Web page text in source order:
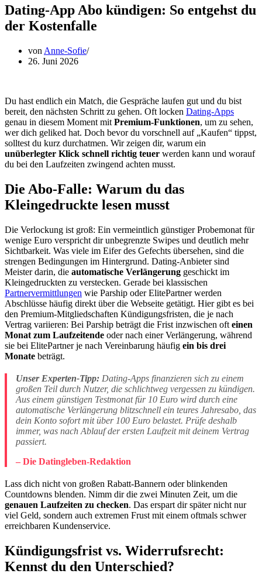
Dating-App Abo kündigen: So entgehst du
der Kostenfalle
von Anne-Sofie
26. Juni 2026
Du hast endlich ein Match, die Gespräche laufen gut und du bist
bereit, den nächsten Schritt zu gehen. Oft locken Dating-Apps
genau in diesem Moment mit Premium-Funktionen, um zu sehen,
wer dich geliked hat. Doch bevor du vorschnell auf „Kaufen“ tippst,
solltest du kurz durchatmen. Wir zeigen dir, warum ein
unüberlegter Klick schnell richtig teuer werden kann und worauf
du bei den Laufzeiten zwingend achten musst.
Die Abo-Falle: Warum du das
Kleingedruckte lesen musst
Die Verlockung ist groß: Ein vermeintlich günstiger Probemonat für
wenige Euro verspricht dir unbegrenzte Swipes und deutlich mehr
Sichtbarkeit. Was viele im Eifer des Gefechts übersehen, sind die
strengen Bedingungen im Hintergrund. Dating-Anbieter sind
Meister darin, die automatische Verlängerung geschickt im
Kleingedruckten zu verstecken. Gerade bei klassischen
Partnervermittlungen wie Parship oder ElitePartner werden
Abschlüsse häufig direkt über die Webseite getätigt. Hier gibt es bei
den Premium-Mitgliedschaften Kündigungsfristen, die je nach
Vertrag variieren: Bei Parship beträgt die Frist inzwischen oft einen
Monat zum Laufzeitende oder nach einer Verlängerung, während
sie bei ElitePartner je nach Vereinbarung häufig ein bis drei
Monate beträgt.
Unser Experten-Tipp: Dating-Apps finanzieren sich zu einem
großen Teil durch Nutzer, die schlichtweg vergessen zu kündigen.
Aus einem günstigen Testmonat für 10 Euro wird durch eine
automatische Verlängerung blitzschnell ein teures Jahresabo, das
dein Konto sofort mit über 100 Euro belastet. Prüfe deshalb
immer, was nach Ablauf der ersten Laufzeit mit deinem Vertrag
passiert.
– Die Datingleben-Redaktion
Lass dich nicht von großen Rabatt-Bannern oder blinkenden
Countdowns blenden. Nimm dir die zwei Minuten Zeit, um die
genauen Laufzeiten zu checken. Das erspart dir später nicht nur
viel Geld, sondern auch extremen Frust mit einem oftmals schwer
erreichbaren Kundenservice.
Kündigungsfrist vs. Widerrufsrecht:
Kennst du den Unterschied?